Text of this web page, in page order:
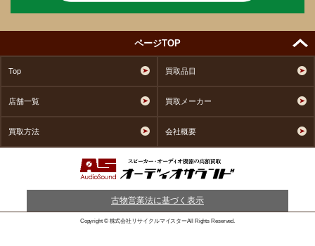
ページTOP
Top 買取品目
店舗一覧 買取メーカー
買取方法 会社概要
古物営業法に基づく表示
Copyright © 株式会社リサイクルマイスターAll Rights Reserved.